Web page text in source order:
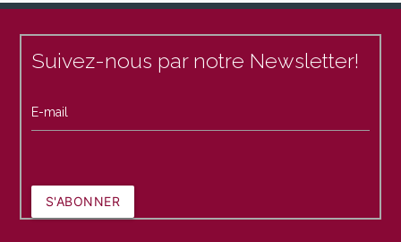
Suivez-nous par notre Newsletter!
E-mail
S'ABONNER